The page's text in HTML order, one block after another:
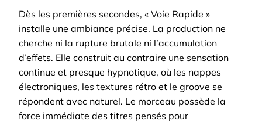
Dès les premières secondes, « Voie Rapide »
installe une ambiance précise. La production ne
cherche ni la rupture brutale ni l’accumulation
d’effets. Elle construit au contraire une sensation
continue et presque hypnotique, où les nappes
électroniques, les textures rétro et le groove se
répondent avec naturel. Le morceau possède la
force immédiate des titres pensés pour